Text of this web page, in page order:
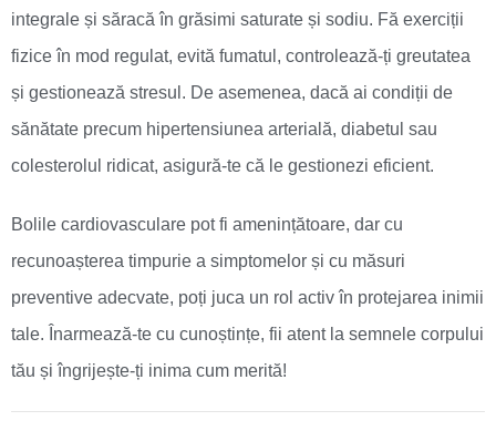
integrale și săracă în grăsimi saturate și sodiu. Fă exerciții
fizice în mod regulat, evită fumatul, controlează-ți greutatea
și gestionează stresul. De asemenea, dacă ai condiții de
sănătate precum hipertensiunea arterială, diabetul sau
colesterolul ridicat, asigură-te că le gestionezi eficient.
Bolile cardiovasculare pot fi amenințătoare, dar cu
recunoașterea timpurie a simptomelor și cu măsuri
preventive adecvate, poți juca un rol activ în protejarea inimii
tale. Înarmează-te cu cunoștințe, fii atent la semnele corpului
tău și îngrijește-ți inima cum merită!